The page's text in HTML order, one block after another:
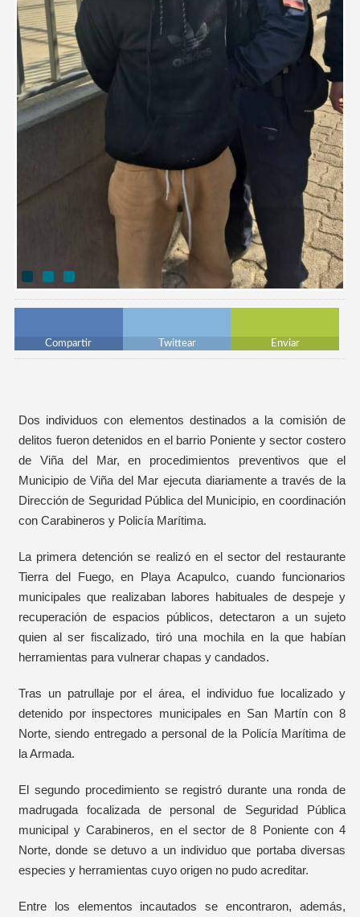
Compartir Twittear Enviar
Dos individuos con elementos destinados a la comisión de
delitos fueron detenidos en el barrio Poniente y sector costero
de Viña del Mar, en procedimientos preventivos que el
Municipio de Viña del Mar ejecuta diariamente a través de la
Dirección de Seguridad Pública del Municipio, en coordinación
con Carabineros y Policía Marítima.
La primera detención se realizó en el sector del restaurante
Tierra del Fuego, en Playa Acapulco, cuando funcionarios
municipales que realizaban labores habituales de despeje y
recuperación de espacios públicos, detectaron a un sujeto
quien al ser fiscalizado, tiró una mochila en la que habían
herramientas para vulnerar chapas y candados.
Tras un patrullaje por el área, el individuo fue localizado y
detenido por inspectores municipales en San Martín con 8
Norte, siendo entregado a personal de la Policía Marítima de
la Armada.
El segundo procedimiento se registró durante una ronda de
madrugada focalizada de personal de Seguridad Pública
municipal y Carabineros, en el sector de 8 Poniente con 4
Norte, donde se detuvo a un individuo que portaba diversas
especies y herramientas cuyo origen no pudo acreditar.
Entre los elementos incautados se encontraron, además,